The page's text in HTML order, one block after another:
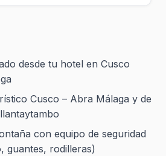
desde tu hotel en Cusco
Cusco – Abra Málaga y de
con equipo de seguridad
guantes, rodilleras)